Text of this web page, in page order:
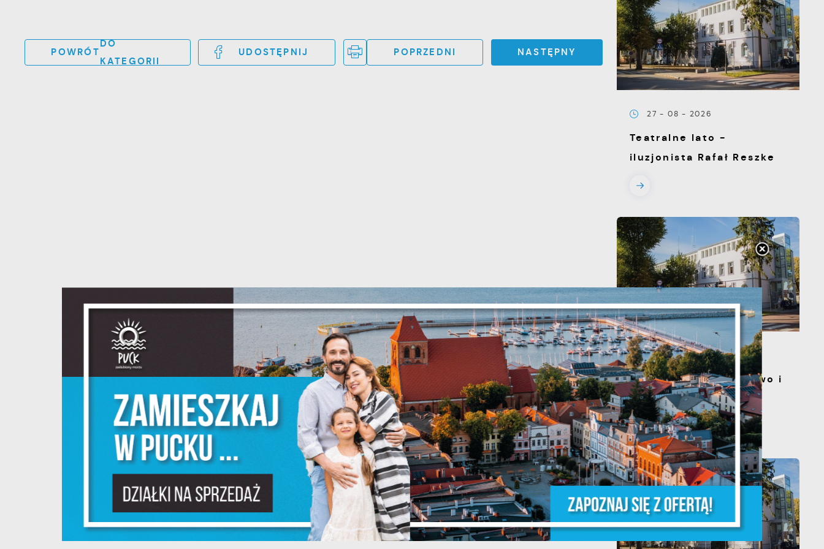
POWRÓT
DO
KATEGORII
UDOSTĘPNIJ POPRZEDNI NASTĘPNY
27 - 08 - 2026
Teatralne lato -
iluzjonista Rafał Reszke
20 - 08 - 2026
Teatralne lato - Zdrowo i
kolorowo
Ustawienia
Szanujemy Twoją prywatność. Możesz zmienić ustawienia cookies
lub zaakceptować je wszystkie. W dowolnym momencie możesz
dokonać zmiany swoich ustawień.
Niezbędne
Niezbędne pliki cookies służą do prawidłowego funkcjonowania
strony internetowej i umożliwiają Ci komfortowe korzystanie z
oferowanych przez nas usług.
Pliki cookies odpowiadają na podejmowane przez Ciebie działania
w celu m.in. dostosowania Twoich ustawień preferencji
prywatności, logowania czy wypełniania formularzy. Dzięki plikom
cookies strona, z której korzystasz, może działać bez zakłóceń.
Funkcjonalne i personalizacyjne
Tego typu pliki cookies umożliwiają stronie internetowej
zapamiętanie wprowadzonych przez Ciebie ustawień oraz
ZAPISZ WYBRANE